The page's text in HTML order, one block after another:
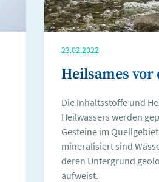
23.02.2022
Heilsames
Die Inhaltsstoffe und
Heilwassers werden
Gesteine im
mineralisiert sind
deren Untergrund
aufweist.